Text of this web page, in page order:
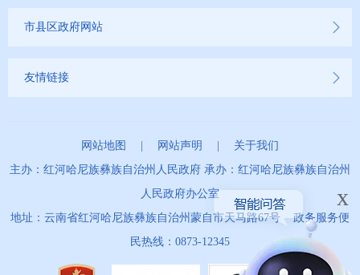
市县区政府网站
友情链接
网站地图 网站声明
关于我们
主办：红河哈尼族彝族自治州人民政府 承办：红河哈尼族彝族自治州
人民政府办公室
地址：云南省红河哈尼族彝族自治州蒙自市天马路67号 政务服务便
民热线：0873-12345
x